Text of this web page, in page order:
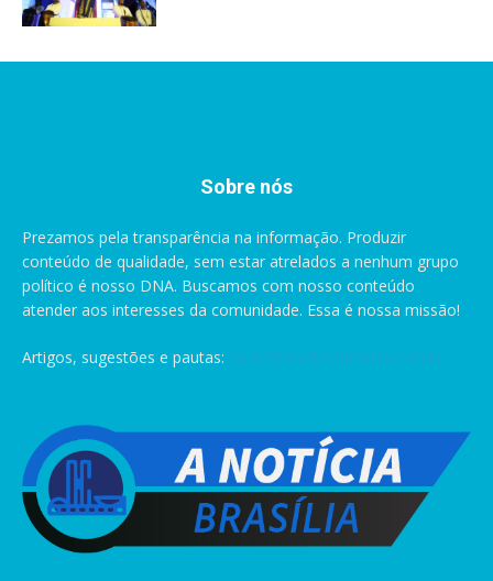
Sobre nós
Prezamos pela transparência na informação. Produzir
conteúdo de qualidade, sem estar atrelados a nenhum grupo
político é nosso DNA. Buscamos com nosso conteúdo
atender aos interesses da comunidade. Essa é nossa missão!
Artigos, sugestões e pautas: pauta@anoticiabrasilia.com.br